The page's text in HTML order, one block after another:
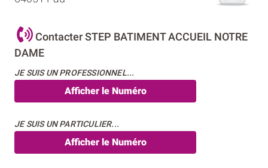
Contacter STEP BATIMENT ACCUEIL NOTRE
DAME
JE SUIS UN PROFESSIONNEL...
Afficher le Numéro
JE SUIS UN PARTICULIER...
Afficher le Numéro